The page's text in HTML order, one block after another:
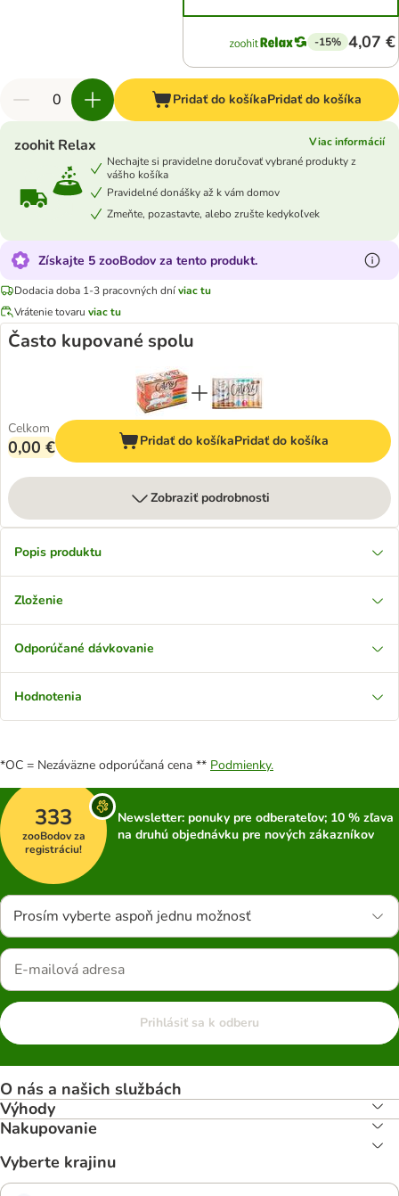
-15% 4,07 €
Pridať do košíkaPridať do košíka
zoohit Relax
Viac informácií
Nechajte si pravidelne doručovať vybrané produkty z
vášho košíka
Pravidelné donášky až k vám domov
Zmeňte, pozastavte, alebo zrušte kedykoľvek
Získajte 5 zooBodov za tento produkt.
Dodacia doba 1-3 pracovných dníviac tu
Vrátenie tovaru viac tu
Často kupované spolu
Celkom
0,00 € Pridať do košíkaPridať do košíka
Zobraziť podrobnosti
Popis produktu
Zloženie
Odporúčané dávkovanie
Hodnotenia
*OC = Nezáväzne odporúčaná cena ** Podmienky.
333
zooBodov za
registráciu!
Newsletter: ponuky pre odberateľov; 10 % zľava
na druhú objednávku pre nových zákazníkov
Prosím vyberte aspoň jednu možnosť
Prihlásiť sa k odberu
O nás a našich službách
Výhody
Nakupovanie
Vyberte krajinu